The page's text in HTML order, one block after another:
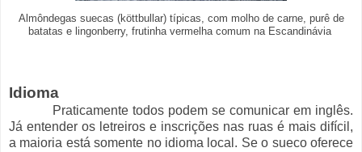
Almôndegas suecas (köttbullar) típicas, com molho de carne, purê de
batatas e lingonberry, frutinha vermelha comum na Escandinávia
Idioma
Praticamente todos podem se comunicar em inglês.
Já entender os letreiros e inscrições nas ruas é mais difícil,
a maioria está somente no idioma local. Se o sueco oferece